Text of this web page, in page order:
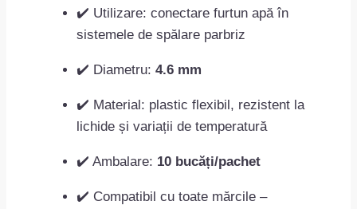
✔️ Utilizare: conectare furtun apă în
sistemele de spălare parbriz
✔️ Diametru: 4.6 mm
✔️ Material: plastic flexibil, rezistent la
lichide și variații de temperatură
✔️ Ambalare: 10 bucăți/pachet
✔️ Compatibil cu toate mărcile –